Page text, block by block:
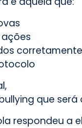
corretamente
que será
respondeu a